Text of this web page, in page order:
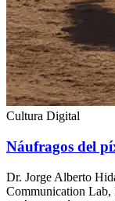
Cultura Digital
Náufragos del
Dr. Jorge Alberto
Communication Lab,